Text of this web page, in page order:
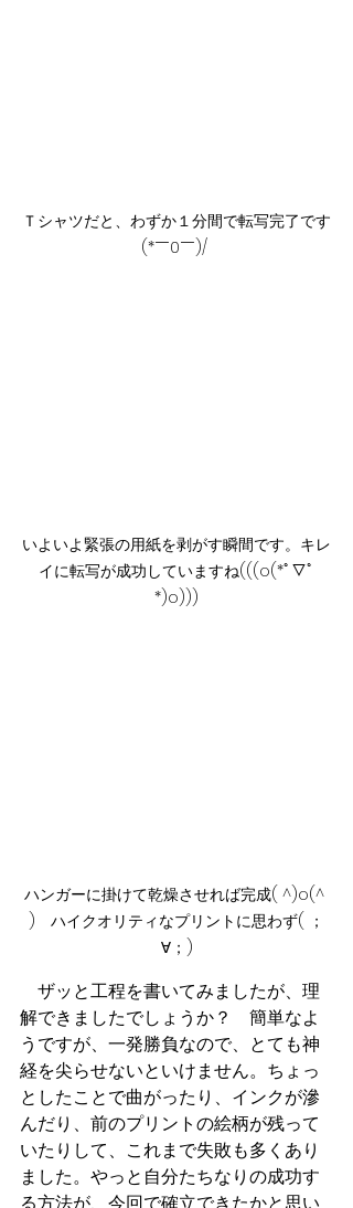
Ｔシャツだと、わずか１分間で転写完了です
(*￣0￣)/
いよいよ緊張の用紙を剥がす瞬間です。キレ
イに転写が成功していますね(((o(*ﾟ▽ﾟ
*)o)))
ハンガーに掛けて乾燥させれば完成( ^)o(^
)　ハイクオリティなプリントに思わず( ；
∀；)
ザッと工程を書いてみましたが、理
解できましたでしょうか？　簡単なよ
うですが、一発勝負なので、とても神
経を尖らせないといけません。ちょっ
としたことで曲がったり、インクが滲
んだり、前のプリントの絵柄が残って
いたりして、これまで失敗も多くあり
ました。やっと自分たちなりの成功す